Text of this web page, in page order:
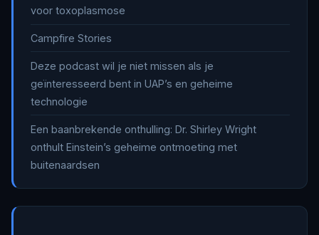
voor toxoplasmose
Campfire Stories
Deze podcast wil je niet missen als je
geïnteresseerd bent in UAP’s en geheime
technologie
Een baanbrekende onthulling: Dr. Shirley Wright
onthult Einstein’s geheime ontmoeting met
buitenaardsen